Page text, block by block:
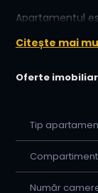
Oferte
Apartamentul
si exterior si se
💰 Preț: 162.000
-Oferim
semnarea
vanzator-
-Va sprijinim in
Citește mai
Tip
Număr